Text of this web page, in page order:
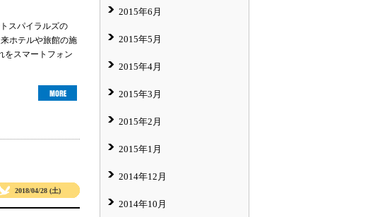
スパイラルズの
ホテルや旅館の施
をスマートフォン
2018/04/28 (土)
2015年6月
2015年5月
2015年4月
2015年3月
2015年2月
2015年1月
2014年12月
2014年10月